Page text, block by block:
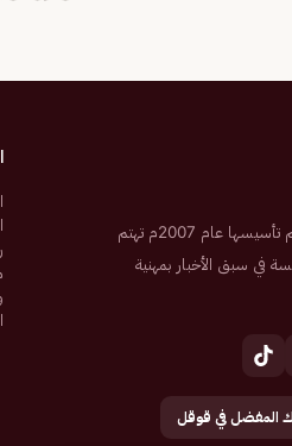
صحيفة إلكترونية سعودية تم تأسيسها عام 2007م تهتم
في سبق الأخبار بمهنية
المفضل في قوقل